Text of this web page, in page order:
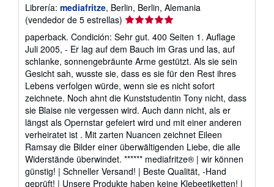
Librería: mediafritze, Berlin, Berlin, Alemania
(vendedor de 5 estrellas) Calificación
del
vendedor:
5
de
5
estrellas
paperback. Condición: Sehr gut. 400 Seiten 1. Auflage
Juli 2005, - Er lag auf dem Bauch im Gras und las, auf
schlanke, sonnengebräunte Arme gestützt. Als sie sein
Gesicht sah, wusste sie, dass es sie für den Rest ihres
Lebens verfolgen würde, wenn sie es nicht sofort
zeichnete. Noch ahnt die Kunststudentin Tony nicht, dass
sie Blaise nie vergessen wird. Auch dann nicht, als er
längst als Opernstar gefeiert wird und mit einer anderen
verheiratet ist . Mit zarten Nuancen zeichnet Eileen
Ramsay die Bilder einer überwältigenden Liebe, die alle
Widerstände überwindet. ****** mediafritze® | wir können
günstig! | Schneller Versand! | Beste Qualität, -Hand
geprüft! | Unsere Produkte haben keine Klebeetiketten! |